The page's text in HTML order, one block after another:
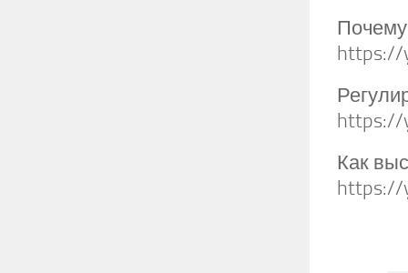
Почему
https://
https://
Как
https://